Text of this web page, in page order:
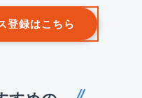
登録はこちら